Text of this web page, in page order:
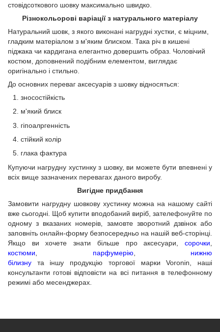
стовідсоткового шовку максимально швидко.
Різнокольорові варіації з натурального матеріалу
Натуральний шовк, з якого виконані нагрудні хустки, є міцним,
гладким матеріалом з м'яким блиском. Така річ в кишені
піджака чи кардигана елегантно довершить образ. Чоловічий
костюм, доповнений подібним елементом, виглядає
оригінально і стильно.
До основних переваг аксесуарів з шовку відносяться:
зносостійкість
м'який блиск
гіпоалргенність
стійкий колір
глака фактура
Купуючи нагрудну хустинку з шовку, ви можете бути впевнені у
всіх вище зазначених перевагах даного виробу.
Вигідне придбання
Замовити нагрудну шовкову хустинку можна на нашому сайті
вже сьогодні. Щоб купити вподобаний виріб, зателефонуйте по
одному з вказаних номерів, замовте зворотний дзвінок або
заповніть онлайн-форму безпосередньо на нашій веб-сторінці.
Якщо ви хочете знати більше про аксесуари, сорочки
костюми
парфумерію
нижню
білизну та іншу продукцію торгової марки Voronin, наші
консультанти готові відповісти на всі питання в телефонному
режимі або месенджерах.